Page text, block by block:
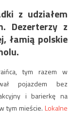
z udziałem
Dezerterzy z
łamią polskie
tym razem w
pojazdem bez
i barierkę na
tym mieście.Lokalne